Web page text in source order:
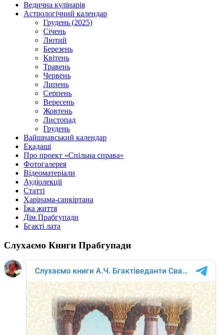
Ведична кулінарія
Астрологічний календар
Грудень (2025)
Січень
Лютий
Березень
Квітень
Травень
Червень
Липень
Серпень
Вересень
Жовтень
Листопад
Грудень
Вайшнавський календар
Екадаші
Про проект «Спільна справа»
Фотогалерея
Відеоматеріали
Аудіолекції
Статті
Харінама-санкіртана
Їжа життя
Дім Прабгупади
Бгакті лата
Слухаємо Книги Прабгупади